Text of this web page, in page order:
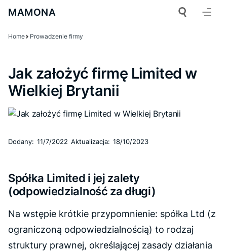
MAMONA
Home Prowadzenie firmy
Jak założyć firmę Limited w
Wielkiej Brytanii
Dodany: 11/7/2022 Aktualizacja: 18/10/2023
Spółka Limited i jej zalety
(odpowiedzialność za długi)
Na wstępie krótkie przypomnienie: spółka Ltd (z
ograniczoną odpowiedzialnością) to rodzaj
struktury prawnej, określającej zasady działania